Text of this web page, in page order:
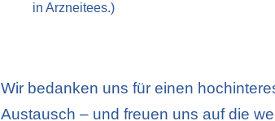
in Arzneitees.)
Wir bedanken uns für einen
Austausch – und freuen uns auf die